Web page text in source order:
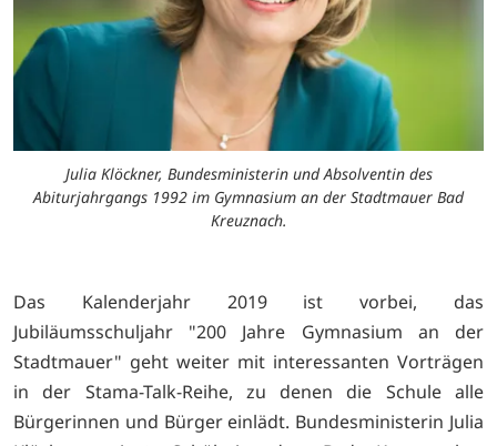
Julia Klöckner, Bundesministerin und Absolventin des
Abiturjahrgangs 1992 im Gymnasium an der Stadtmauer Bad
Kreuznach.
Das Kalenderjahr 2019 ist vorbei, das
Jubiläumsschuljahr "200 Jahre Gymnasium an der
Stadtmauer" geht weiter mit interessanten Vorträgen
in der Stama-Talk-Reihe, zu denen die Schule alle
Bürgerinnen und Bürger einlädt. Bundesministerin Julia